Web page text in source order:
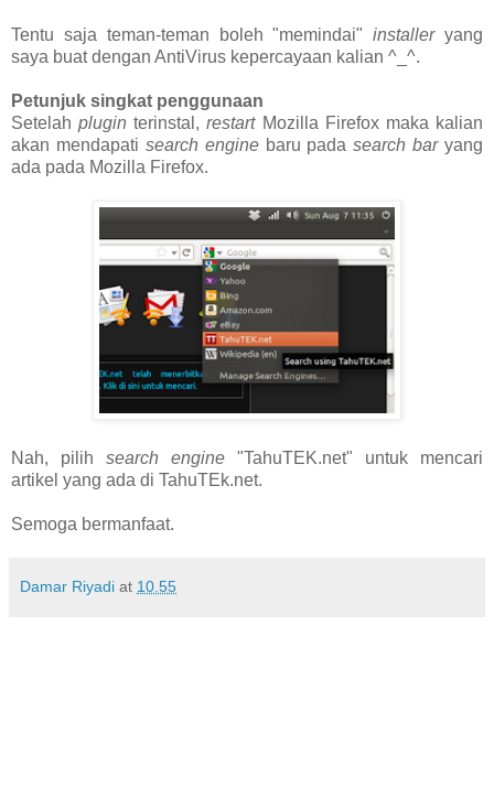
Tentu saja teman-teman boleh "memindai"installeryang
saya buat dengan AntiVirus kepercayaan kalian ^_^.
Petunjuk singkat penggunaan
Setelahplugin terinstal,restartMozilla Firefox maka kalian
akan mendapati search enginebaru padasearch baryang
ada pada Mozilla Firefox.
Nah, pilih search engine "TahuTEK.net" untuk mencari
artikel yang ada di TahuTEk.net.
Semoga bermanfaat.
Damar Riyadi at 10.55